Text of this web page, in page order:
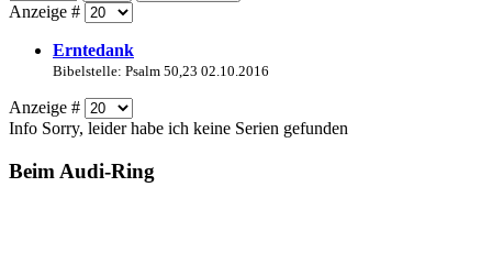
Anzeige #
Erntedank
Bibelstelle: Psalm 50,23 02.10.2016
Anzeige #
Info Sorry, leider habe ich keine Serien gefunden
Beim Audi-Ring